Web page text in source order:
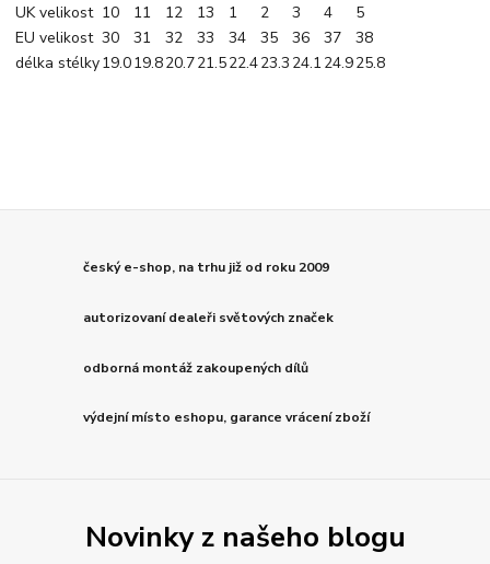
UK velikost 10 11 12 13 1 2 3 4
5
EU velikost 30 31 32 33 34 35 36 37
38
délka stélky19.019.820.721.522.423.3 24.1 24.925.8
český e-shop, na trhu již od roku 2009
autorizovaní dealeři světových značek
odborná montáž zakoupených dílů
výdejní místo eshopu, garance vrácení zboží
Novinky z našeho blogu